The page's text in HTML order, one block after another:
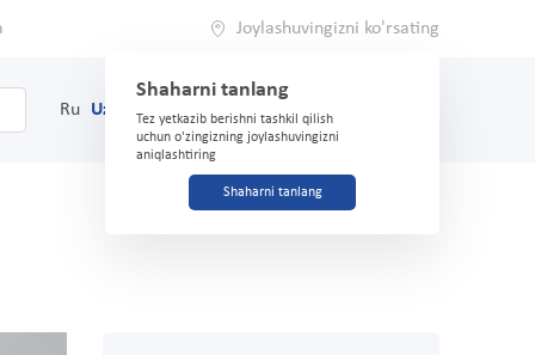
Joylashuvingizni ko'rsating
Shaharni tanlang
Tez yetkazib berishni tashkil qilish
uchun o'zingizning joylashuvingizni
aniqlashtiring
Shaharni tanlang
Ru Uz (71) 200-03-03